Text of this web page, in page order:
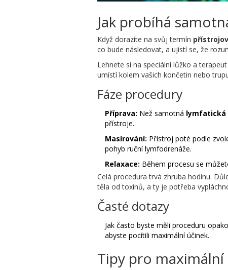
Jak probíhá
Když dorazíte na svůj termín
co bude následovat, a ujistí se, že
Lehnete si na speciální lůžko a
umístí kolem vašich končetin nebo
Fáze procedury
Příprava: Než samotná lymfatická
přístroje.
Masírování: Přístroj poté podle
pohyb ruční lymfodrenáže.
Relaxace: Během procesu se
Celá procedura trvá zhruba hodinu.
těla od toxinů, a ty je potřeba
Časté dotazy
Jak často byste měli proceduru
abyste pocítili maximální účinek.
Tipy pro maximální